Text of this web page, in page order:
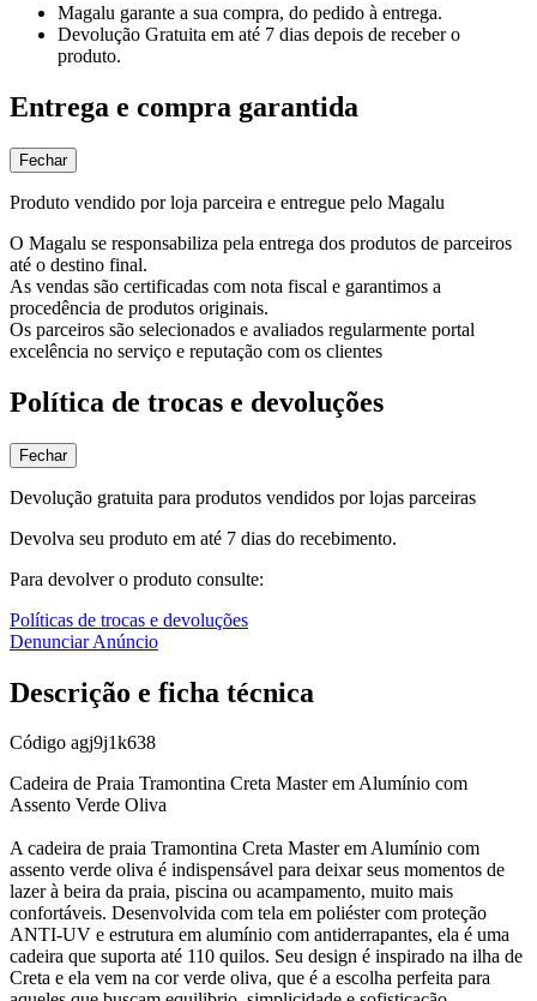
Magalu garante a sua compra, do pedido à entrega.
Devolução Gratuita em até 7 dias depois de receber o
produto.
Entrega e compra garantida
Fechar
Produto vendido por loja parceira e entregue pelo Magalu
O Magalu se responsabiliza pela entrega dos produtos de parceiros
até o destino final.
As vendas são certificadas com nota fiscal e garantimos a
procedência de produtos originais.
Os parceiros são selecionados e avaliados regularmente portal
excelência no serviço e reputação com os clientes
Política de trocas e devoluções
Fechar
Devolução gratuita para produtos vendidos por lojas parceiras
Devolva seu produto em até 7 dias do recebimento.
Para devolver o produto consulte:
Políticas de trocas e devoluções
Denunciar Anúncio
Descrição e ficha técnica
Código agj9j1k638
Cadeira de Praia Tramontina Creta Master em Alumínio com
Assento Verde Oliva
A cadeira de praia Tramontina Creta Master em Alumínio com
assento verde oliva é indispensável para deixar seus momentos de
lazer à beira da praia, piscina ou acampamento, muito mais
confortáveis. Desenvolvida com tela em poliéster com proteção
ANTI-UV e estrutura em alumínio com antiderrapantes, ela é uma
cadeira que suporta até 110 quilos. Seu design é inspirado na ilha de
Creta e ela vem na cor verde oliva, que é a escolha perfeita para